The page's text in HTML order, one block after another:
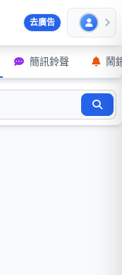
去廣告
簡訊鈴聲 鬧